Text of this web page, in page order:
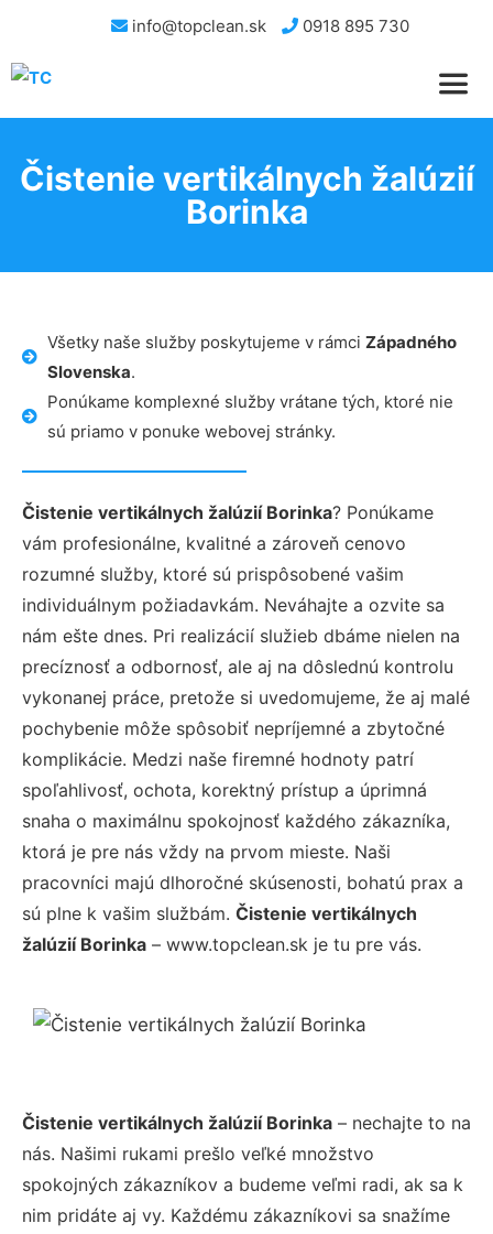
info@topclean.sk 0918 895 730
Čistenie vertikálnych žalúzií
Borinka
Všetky naše služby poskytujeme v rámci Západného
Slovenska.
Ponúkame komplexné služby vrátane tých, ktoré nie
sú priamo v ponuke webovej stránky.
Čistenie vertikálnych žalúzií Borinka? Ponúkame
vám profesionálne, kvalitné a zároveň cenovo
rozumné služby, ktoré sú prispôsobené vašim
individuálnym požiadavkám. Neváhajte a ozvite sa
nám ešte dnes. Pri realizácií služieb dbáme nielen na
precíznosť a odbornosť, ale aj na dôslednú kontrolu
vykonanej práce, pretože si uvedomujeme, že aj malé
pochybenie môže spôsobiť nepríjemné a zbytočné
komplikácie. Medzi naše firemné hodnoty patrí
spoľahlivosť, ochota, korektný prístup a úprimná
snaha o maximálnu spokojnosť každého zákazníka,
ktorá je pre nás vždy na prvom mieste. Naši
pracovníci majú dlhoročné skúsenosti, bohatú prax a
sú plne k vašim službám. Čistenie vertikálnych
žalúzií Borinka – www.topclean.sk je tu pre vás.
Čistenie vertikálnych žalúzií Borinka – nechajte to na
nás. Našimi rukami prešlo veľké množstvo
spokojných zákazníkov a budeme veľmi radi, ak sa k
nim pridáte aj vy. Každému zákazníkovi sa snažíme